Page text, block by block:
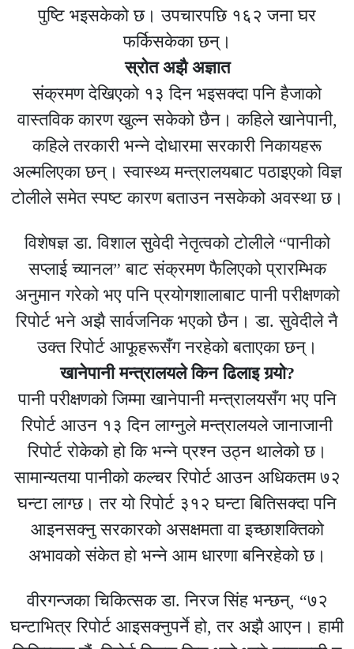
पुष्टि भइसकेको छ। उपचारपछि १६२ जना घर
फर्किसकेका छन्।
स्रोत अझै अज्ञात
संक्रमण देखिएको १३ दिन भइसक्दा पनि हैजाको
वास्तविक कारण खुल्न सकेको छैन। कहिले खानेपानी,
कहिले तरकारी भन्ने दोधारमा सरकारी निकायहरू
अल्मलिएका छन्। स्वास्थ्य मन्त्रालयबाट पठाइएको विज्ञ
टोलीले समेत स्पष्ट कारण बताउन नसकेको अवस्था छ।
विशेषज्ञ डा. विशाल सुवेदी नेतृत्वको टोलीले “पानीको
सप्लाई च्यानल” बाट संक्रमण फैलिएको प्रारम्भिक
अनुमान गरेको भए पनि प्रयोगशालाबाट पानी परीक्षणको
रिपोर्ट भने अझै सार्वजनिक भएको छैन। डा. सुवेदीले नै
उक्त रिपोर्ट आफूहरूसँग नरहेको बताएका छन्।
खानेपानी मन्त्रालयले किन ढिलाइ गर्‍यो?
पानी परीक्षणको जिम्मा खानेपानी मन्त्रालयसँग भए पनि
रिपोर्ट आउन १३ दिन लाग्नुले मन्त्रालयले जानाजानी
रिपोर्ट रोकेको हो कि भन्ने प्रश्न उठ्न थालेको छ।
सामान्यतया पानीको कल्चर रिपोर्ट आउन अधिकतम ७२
घन्टा लाग्छ। तर यो रिपोर्ट ३१२ घन्टा बितिसक्दा पनि
आइनसक्नु सरकारको असक्षमता वा इच्छाशक्तिको
अभावको संकेत हो भन्ने आम धारणा बनिरहेको छ।
वीरगन्जका चिकित्सक डा. निरज सिंह भन्छन्, “७२
घन्टाभित्र रिपोर्ट आइसक्नुपर्ने हो, तर अझै आएन। हामी